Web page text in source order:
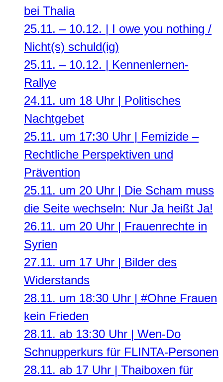
bei Thalia
25.11. – 10.12. | I owe you nothing /
Nicht(s) schuld(ig)
25.11. – 10.12. | Kennenlernen-
Rallye
24.11. um 18 Uhr | Politisches
Nachtgebet
25.11. um 17:30 Uhr | Femizide –
Rechtliche Perspektiven und
Prävention
25.11. um 20 Uhr | Die Scham muss
die Seite wechseln: Nur Ja heißt Ja!
26.11. um 20 Uhr | Frauenrechte in
Syrien
27.11. um 17 Uhr | Bilder des
Widerstands
28.11. um 18:30 Uhr | #Ohne Frauen
kein Frieden
28.11. ab 13:30 Uhr | Wen-Do
Schnupperkurs für FLINTA-Personen
28.11. ab 17 Uhr | Thaiboxen für